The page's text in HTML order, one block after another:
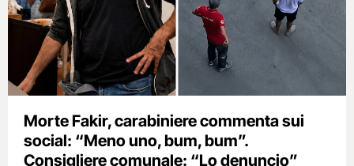
Morte Fakir, carabiniere commenta sui
social: “Meno uno, bum, bum”.
Consigliere comunale: “Lo denuncio”